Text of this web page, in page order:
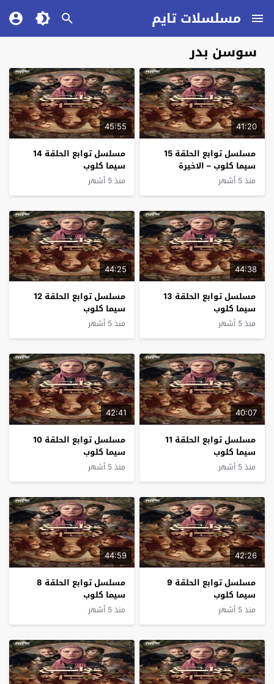
مسلسلات تايم
سوسن بدر
41:20
مسلسل توابع الحلقة 15
سيما كلوب – الاخيرة
منذ 5 أشهر
45:55
مسلسل توابع الحلقة 14
سيما كلوب
منذ 5 أشهر
44:38
مسلسل توابع الحلقة 13
سيما كلوب
منذ 5 أشهر
44:25
مسلسل توابع الحلقة 12
سيما كلوب
منذ 5 أشهر
40:07
مسلسل توابع الحلقة 11
سيما كلوب
منذ 5 أشهر
42:41
مسلسل توابع الحلقة 10
سيما كلوب
منذ 5 أشهر
42:26
مسلسل توابع الحلقة 9
سيما كلوب
منذ 5 أشهر
44:59
مسلسل توابع الحلقة 8
سيما كلوب
منذ 5 أشهر